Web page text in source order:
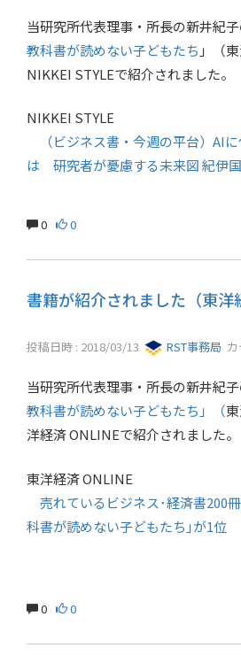
当研究所代表理事・所長の新井紀
教科書が読めない子どもたち 」（
NIKKEI STYLEで紹介されました。
NIKKEI STYLE
（ビジネス書・今週の平台）AI
は 研究者が憂慮する未来図 紀伊
0 0
書籍が紹介されました（東洋
投稿日時 : 2018/03/13 RST事務局
当研究所代表理事・所長の新井紀
教科書が読めない子どもたち」（
洋経済 ONLINEで紹介されました。
東洋経済 ONLINE
売れているビジネス･経済書200
科書が読めない子どもたち｣が1位
0 0